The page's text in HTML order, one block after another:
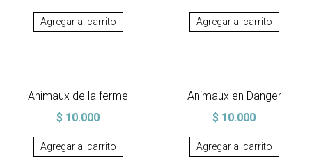
Agregar al carrito Agregar al carrito
Animaux de la ferme
$ 10.000
Agregar al carrito
Animaux en Danger
$ 10.000
Agregar al carrito